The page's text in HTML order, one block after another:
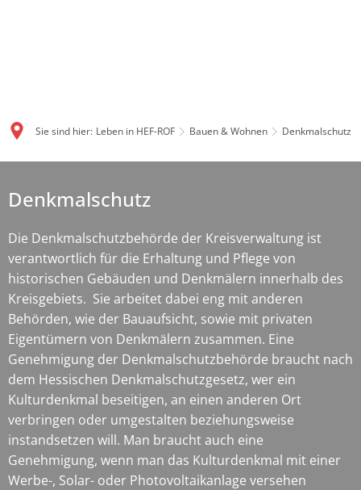
Sie sind hier: Leben in HEF-ROF Bauen & Wohnen Denkmalschutz
Denkmalschutz
Die Denkmalschutzbehörde der Kreisverwaltung ist
verantwortlich für die Erhaltung und Pflege von
historischen Gebäuden und Denkmälern innerhalb des
Kreisgebiets. Sie arbeitet dabei eng mit anderen
Behörden, wie der Bauaufsicht, sowie mit privaten
Eigentümern von Denkmälern zusammen. Eine
Genehmigung der Denkmalschutzbehörde braucht nach
dem Hessischen Denkmalschutzgesetz, wer ein
Kulturdenkmal beseitigen, an einen anderen Ort
verbringen oder umgestalten beziehungsweise
instandsetzen will. Man braucht auch eine
Genehmigung, wenn man das Kulturdenkmal mit einer
Werbe-, Solar- oder Photovoltaikanlage versehen